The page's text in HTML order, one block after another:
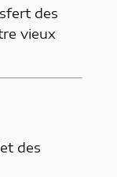
des
vieux
des